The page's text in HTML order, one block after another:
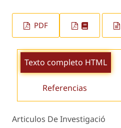
PDF
Texto completo HTML
Referencias
Articulos De Investigació